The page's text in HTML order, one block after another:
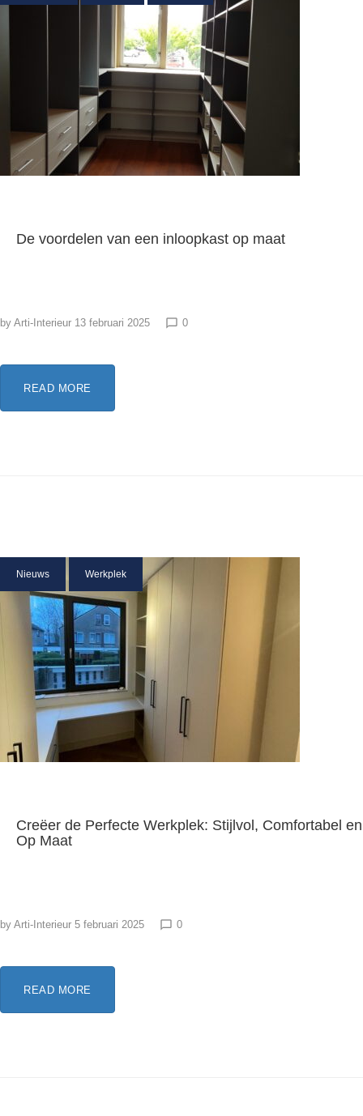
De voordelen van een inloopkast op maat
by Arti-Interieur 13 februari 2025 chat_bubble_outline 0
READ MORE
Nieuws Werkplek
Creëer de Perfecte Werkplek: Stijlvol, Comfortabel en
Op Maat
by Arti-Interieur 5 februari 2025 chat_bubble_outline 0
READ MORE